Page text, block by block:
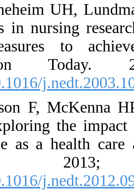
21. Graneheim
analysi s in
and measures to
Education
[DOI:10.1016/
22. Hasson F,
study exploring
part time as a
Today.
[DOI:10.1016/